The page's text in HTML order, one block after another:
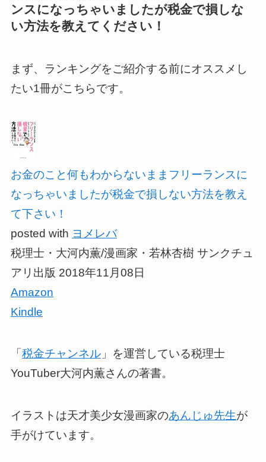
ンスになっちゃいましたが税金で損しな
い方法を教えてください！
まず、ランキングをご紹介する前にオススメし
たい1冊がこちらです。
お金のこと何もわからないままフリーランスに
なっちゃいましたが税金で損しない方法を教え
て下さい！
posted with ヨメレバ
税理士・大河内薫/漫画家・若林杏樹 サンクチュ
アリ出版 2018年11月08日
Amazon
Kindle
「 税金チャンネル」を運営している税理士
YouTuber大河内薫さんの著書。
イラストは天才美少女漫画家のあんじゅ先生が
手がけています。